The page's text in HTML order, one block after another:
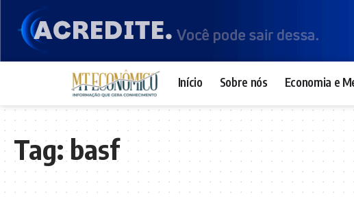
Início Sobre nós Economia e
Tag:basf